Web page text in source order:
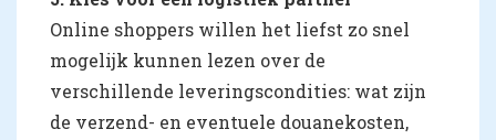
Online shoppers willen het liefst zo snel
mogelijk kunnen lezen over de
verschillende leveringscondities: wat zijn
de verzend- en eventuele douanekosten,